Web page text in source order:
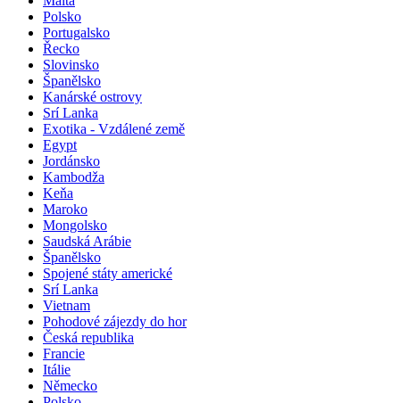
Polsko
Portugalsko
Řecko
Slovinsko
Španělsko
Kanárské ostrovy
Srí Lanka
Exotika - Vzdálené země
Egypt
Jordánsko
Kambodža
Keňa
Maroko
Mongolsko
Saudská Arábie
Španělsko
Spojené státy americké
Srí Lanka
Vietnam
Pohodové zájezdy do hor
Česká republika
Francie
Itálie
Německo